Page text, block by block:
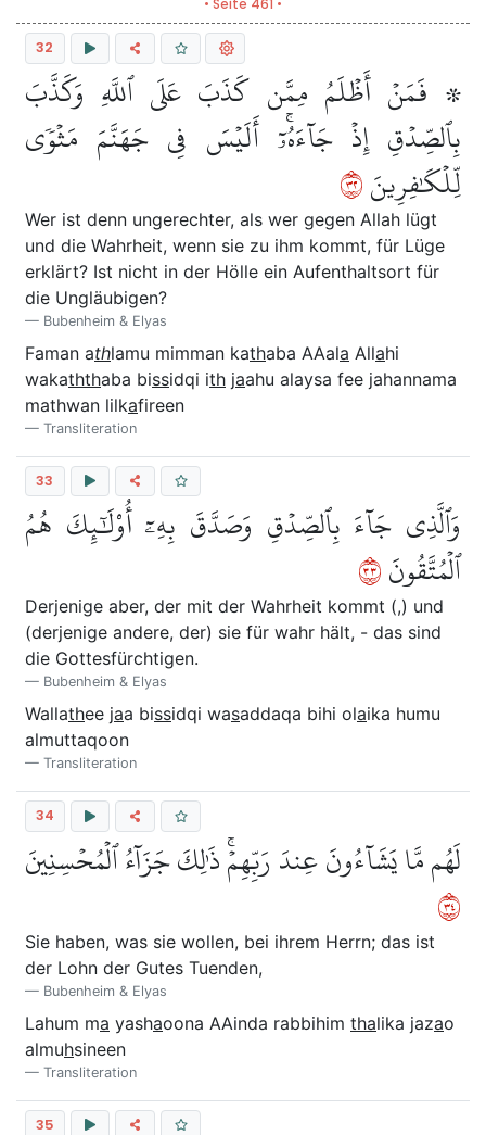
• Seite 461 •
32
۞ فَمَنۡ أَظۡلَمُ مِمَّن كَذَبَ عَلَى ٱللَّهِ وَكَذَّبَ
بِٱلصِّدۡقِ إِذۡ جَآءَهُۥٓۚ أَلَيۡسَ فِي جَهَنَّمَ مَثۡوٗى
لِّلۡكَٰفِرِينَ٢٣
Wer ist denn ungerechter, als wer gegen Allah lügt
und die Wahrheit, wenn sie zu ihm kommt, für Lüge
erklärt? Ist nicht in der Hölle ein Aufenthaltsort für
die Ungläubigen?
Bubenheim & Elyas
Faman athlamu mimman kathaba AAala Allahi
wakaththaba bissidqi ith jaahu alaysa fee jahannama
mathwan lilkafireen
Transliteration
33
وَٱلَّذِي جَآءَ بِٱلصِّدۡقِ وَصَدَّقَ بِهِۦٓ أُوْلَٰٓئِكَ هُمُ
ٱلۡمُتَّقُونَ٣٣
Derjenige aber, der mit der Wahrheit kommt (,) und
(derjenige andere, der) sie für wahr hält, - das sind
die Gottesfürchtigen.
Bubenheim & Elyas
Wallathee jaa bissidqi wasaddaqa bihi olaika humu
almuttaqoon
Transliteration
34
لَهُم مَّا يَشَآءُونَ عِندَ رَبِّهِمۡۚ ذَٰلِكَ جَزَآءُ ٱلۡمُحۡسِنِينَ
٤٣
Sie haben, was sie wollen, bei ihrem Herrn; das ist
der Lohn der Gutes Tuenden,
Bubenheim & Elyas
Lahum ma yashaoona AAinda rabbihim thalika jazao
almuhsineen
Transliteration
35